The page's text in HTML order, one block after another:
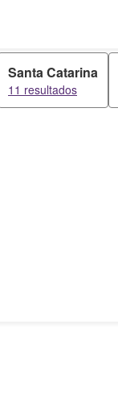
Santa Catarina
11 resultados